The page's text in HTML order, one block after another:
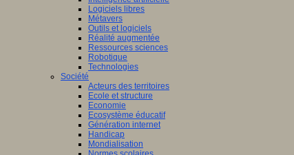
Logiciels libres
Métavers
Outils et logiciels
Réalité augmentée
Ressources sciences
Robotique
Technologies
Société
Acteurs des territoires
Ecole et structure
Economie
Ecosystème éducatif
Génération internet
Handicap
Mondialisation